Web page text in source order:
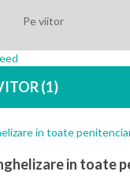
Pe viitor
(1)
in toate